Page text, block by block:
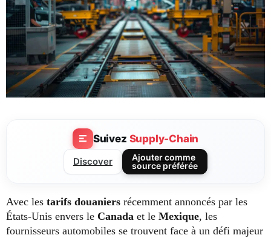
Suivez Supply-Chain
Discover
Ajouter comme
source préférée
Avec les tarifs douaniers récemment annoncés par les
États-Unis envers le Canada et le Mexique, les
fournisseurs automobiles se trouvent face à un défi majeur